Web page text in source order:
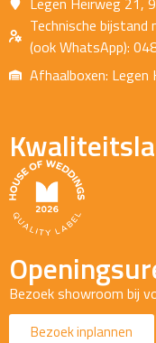
Technische bijstand
(ook WhatsApp):
Afhaalboxen: Legen
Bezoek showroom bij
Bezoek inplannen